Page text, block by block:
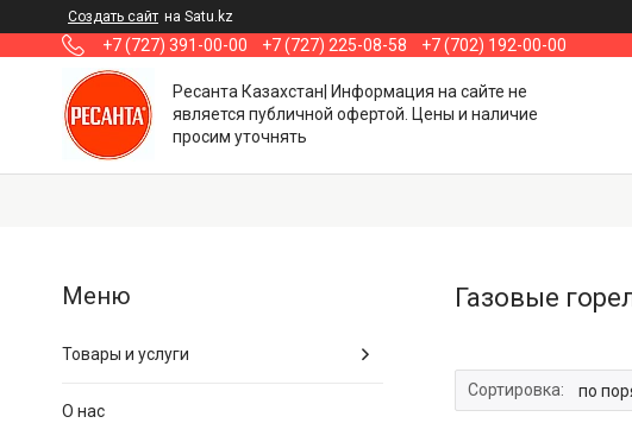
Создать сайт на Satu.kz
+7 (727) 391-00-00 +7 (727) 225-08-58 +7 (702) 192-00-00
Ресанта Казахстан| Информация на сайте не
является публичной офертой. Цены и наличие
просим уточнять
Газовые
Товары и услуги
О нас